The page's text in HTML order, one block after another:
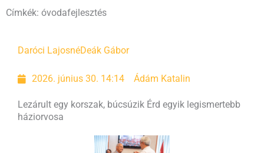
Címkék: óvodafejlesztés
Daróci LajosnéDeák Gábor
2026. június 30. 14:14 Ádám Katalin
Lezárult egy korszak, búcsúzik Érd egyik legismertebb
háziorvosa